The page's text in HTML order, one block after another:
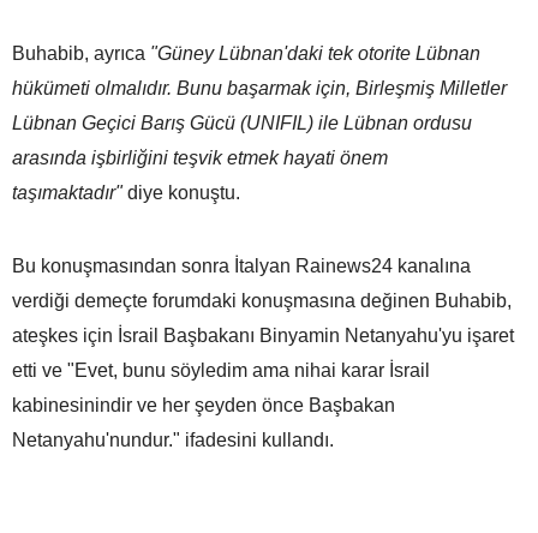
Buhabib, ayrıca "Güney Lübnan'daki tek otorite Lübnan
hükümeti olmalıdır. Bunu başarmak için, Birleşmiş Milletler
Lübnan Geçici Barış Gücü (UNIFIL) ile Lübnan ordusu
arasında işbirliğini teşvik etmek hayati önem
taşımaktadır"diye konuştu.
Bu konuşmasından sonra İtalyan Rainews24 kanalına
verdiği demeçte forumdaki konuşmasına değinen Buhabib,
ateşkes için İsrail Başbakanı Binyamin Netanyahu'yu işaret
etti ve "Evet, bunu söyledim ama nihai karar İsrail
kabinesinindir ve her şeyden önce Başbakan
Netanyahu'nundur." ifadesini kullandı.